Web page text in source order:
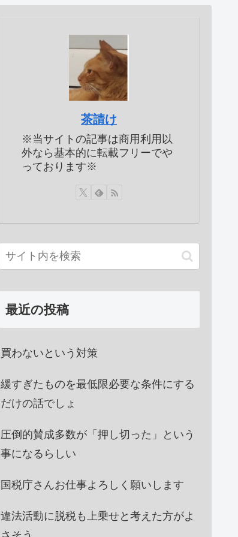
茶請け
※当サイトの記事は商用利用以
外なら基本的に転載フリーでや
っております※
最近の投稿
買わないという対策
緩すぎたものを最低限必要な条件にする
だけの話でしょ
圧倒的賛成多数が「押し切った」という
事になるらしい
国税庁さんお仕事よろしく願いします
違法活動に脱税も上乗せと考えた方がよ